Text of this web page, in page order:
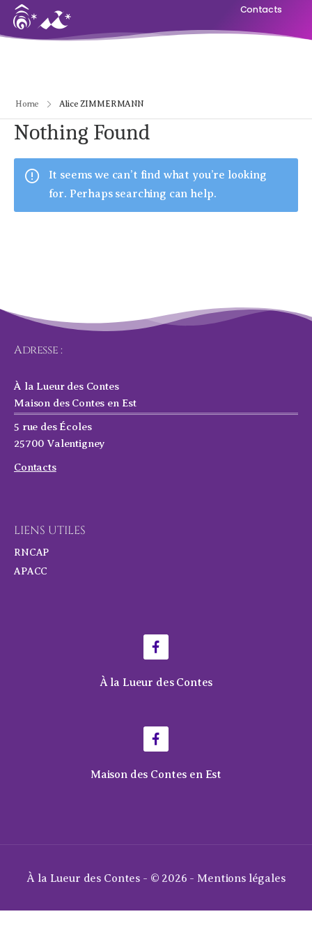
Contacts
Home Alice ZIMMERMANN
Nothing Found
It seems we can’t find what you’re looking
for. Perhaps searching can help.
Adresse :
À la Lueur des Contes
Maison des Contes en Est
5 rue des Écoles
25700 Valentigney
Contacts
LIENS UTILES
RNCAP
APACC
À la Lueur des Contes
Maison des Contes en Est
À la Lueur des Contes - © 2026 - Mentions légales